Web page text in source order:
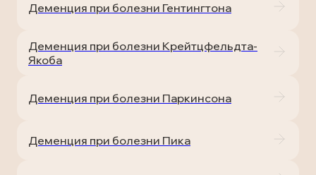
Деменция при болезни Гентингтона
Деменция при болезни Крейтцфельдта-
Якоба
Деменция при болезни Паркинсона
Деменция при болезни Пика